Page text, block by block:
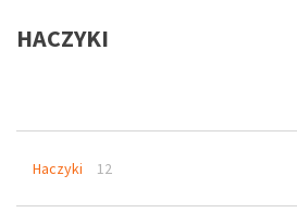
HACZYKI
Haczyki 12